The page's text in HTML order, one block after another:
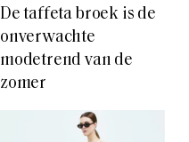
De taffeta broek is de
onverwachte
modetrend van de
zomer